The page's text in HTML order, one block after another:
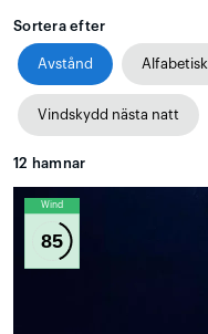
Sortera efter
Avstånd Alfabetisk
Vindskydd nästa natt
12 hamnar
Wind
85